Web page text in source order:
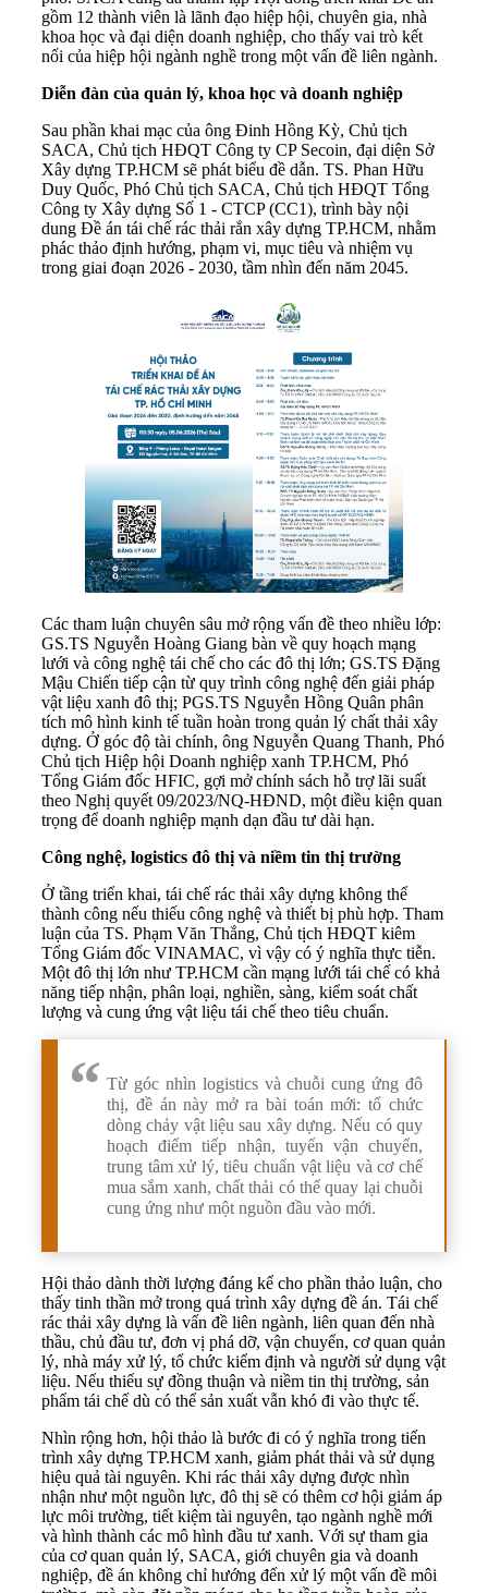
gồm 12 thành viên là lãnh đạo hiệp hội, chuyên gia, nhà
khoa học và đại diện doanh nghiệp, cho thấy vai trò kết
nối của hiệp hội ngành nghề trong một vấn đề liên ngành.
Diễn đàn của quản lý, khoa học và doanh nghiệp
Sau phần khai mạc của ông Đinh Hồng Kỳ, Chủ tịch
SACA, Chủ tịch HĐQT Công ty CP Secoin, đại diện Sở
Xây dựng TP.HCM sẽ phát biểu đề dẫn. TS. Phan Hữu
Duy Quốc, Phó Chủ tịch SACA, Chủ tịch HĐQT Tổng
Công ty Xây dựng Số 1 - CTCP (CC1), trình bày nội
dung Đề án tái chế rác thải rắn xây dựng TP.HCM, nhằm
phác thảo định hướng, phạm vi, mục tiêu và nhiệm vụ
trong giai đoạn 2026 - 2030, tầm nhìn đến năm 2045.
Các tham luận chuyên sâu mở rộng vấn đề theo nhiều lớp:
GS.TS Nguyễn Hoàng Giang bàn về quy hoạch mạng
lưới và công nghệ tái chế cho các đô thị lớn; GS.TS Đặng
Mậu Chiến tiếp cận từ quy trình công nghệ đến giải pháp
vật liệu xanh đô thị; PGS.TS Nguyễn Hồng Quân phân
tích mô hình kinh tế tuần hoàn trong quản lý chất thải xây
dựng. Ở góc độ tài chính, ông Nguyễn Quang Thanh, Phó
Chủ tịch Hiệp hội Doanh nghiệp xanh TP.HCM, Phó
Tổng Giám đốc HFIC, gợi mở chính sách hỗ trợ lãi suất
theo Nghị quyết 09/2023/NQ-HĐND, một điều kiện quan
trọng để doanh nghiệp mạnh dạn đầu tư dài hạn.
Công nghệ, logistics đô thị và niềm tin thị trường
Ở tầng triển khai, tái chế rác thải xây dựng không thể
thành công nếu thiếu công nghệ và thiết bị phù hợp. Tham
luận của TS. Phạm Văn Thắng, Chủ tịch HĐQT kiêm
Tổng Giám đốc VINAMAC, vì vậy có ý nghĩa thực tiễn.
Một đô thị lớn như TP.HCM cần mạng lưới tái chế có khả
năng tiếp nhận, phân loại, nghiền, sàng, kiểm soát chất
lượng và cung ứng vật liệu tái chế theo tiêu chuẩn.
Từ góc nhìn logistics và chuỗi cung ứng đô
thị, đề án này mở ra bài toán mới: tổ chức
dòng chảy vật liệu sau xây dựng. Nếu có quy
hoạch điểm tiếp nhận, tuyến vận chuyển,
trung tâm xử lý, tiêu chuẩn vật liệu và cơ chế
mua sắm xanh, chất thải có thể quay lại chuỗi
cung ứng như một nguồn đầu vào mới.
Hội thảo dành thời lượng đáng kể cho phần thảo luận, cho
thấy tinh thần mở trong quá trình xây dựng đề án. Tái chế
rác thải xây dựng là vấn đề liên ngành, liên quan đến nhà
thầu, chủ đầu tư, đơn vị phá dỡ, vận chuyển, cơ quan quản
lý, nhà máy xử lý, tổ chức kiểm định và người sử dụng vật
liệu. Nếu thiếu sự đồng thuận và niềm tin thị trường, sản
phẩm tái chế dù có thể sản xuất vẫn khó đi vào thực tế.
Nhìn rộng hơn, hội thảo là bước đi có ý nghĩa trong tiến
trình xây dựng TP.HCM xanh, giảm phát thải và sử dụng
hiệu quả tài nguyên. Khi rác thải xây dựng được nhìn
nhận như một nguồn lực, đô thị sẽ có thêm cơ hội giảm áp
lực môi trường, tiết kiệm tài nguyên, tạo ngành nghề mới
và hình thành các mô hình đầu tư xanh. Với sự tham gia
của cơ quan quản lý, SACA, giới chuyên gia và doanh
nghiệp, đề án không chỉ hướng đến xử lý một vấn đề môi